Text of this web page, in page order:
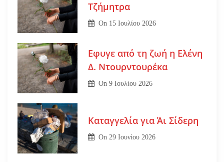
Τζήμητρα
On 15 Ιουλίου 2026
Εφυγε από τη ζωή η Ελένη
Δ. Ντουρντουρέκα
On9 Ιουλίου 2026
Καταγγελία για Άι Σίδερη
On 29 Ιουνίου 2026